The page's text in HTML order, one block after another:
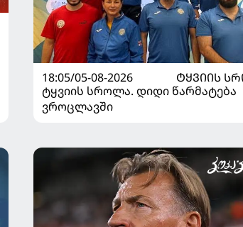
18:05/05-08-2026
ᲢᲧᲕᲘᲘᲡ
ტყვიის სროლა. დიდი წარმატება
ვროცლავში